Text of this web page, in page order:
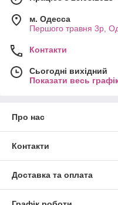
м. Одесса
Першого травня 3р,
Контакти
Сьогодні вихідний
Показати весь
Про нас
Контакти
Доставка та оплата